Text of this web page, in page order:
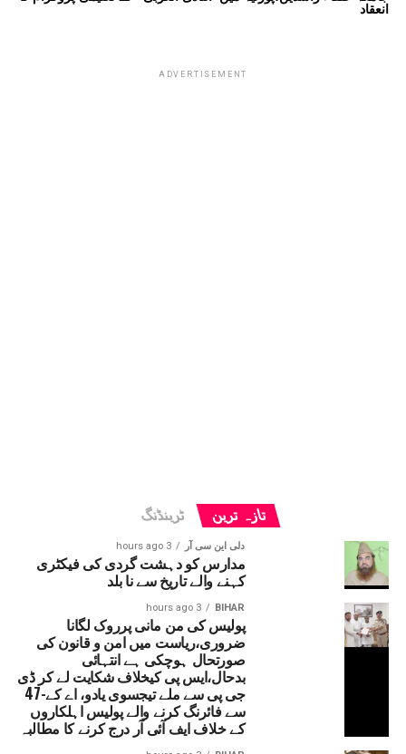
انعقاد
ADVERTISEMENT
تازہ ترین ٹرینڈنگ
دلی این سی آر 3 hours ago
مدارس کو دہشت گردی کی فیکٹری
کہنے والے تاریخ سے نا بلد
BIHAR
3 hours ago
پولیس کی من مانی پرروک لگانا
ضروری،ریاست میں امن و قانون کی
صورتحال ہوچکی ہے انتہائی
بدحال،ایس پی کیخلاف شکایت لے کر ڈی
جی پی سے ملے تیجسوی یادو، اے کے-47
سے فائرنگ کرنے والے پولیس اہلکاروں
کے خلاف ایف آئی آر درج کرنے کا مطالبہ